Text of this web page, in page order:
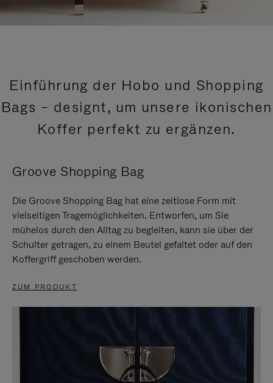
Einführung der Hobo und Shopping
Bags – designt, um unsere ikonischen
Koffer perfekt zu ergänzen.
Groove Shopping Bag
Die Groove Shopping Bag hat eine zeitlose Form mit
vielseitigen Tragemöglichkeiten. Entworfen, um Sie
mühelos durch den Alltag zu begleiten, kann sie über der
Schulter getragen, zu einem Beutel gefaltet oder auf den
Koffergriff geschoben werden.
ZUM PRODUKT